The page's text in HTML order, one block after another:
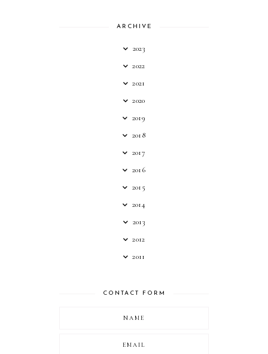
ARCHIVE
2023
2022
2021
2020
2019
2018
2017
2016
2015
2014
2013
2012
2011
CONTACT FORM